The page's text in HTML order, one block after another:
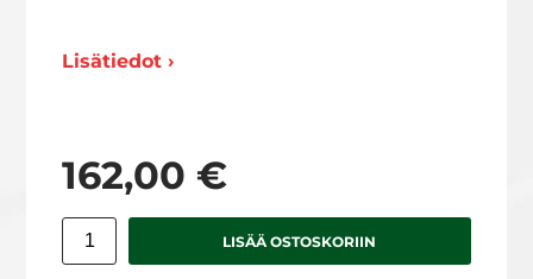
Lisätiedot ›
162,00 €
LISÄÄ OSTOSKORIIN